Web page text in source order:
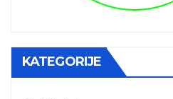
KATEGORIJE